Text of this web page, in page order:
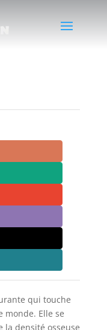
qui touche
monde. Elle se
densité osseuse